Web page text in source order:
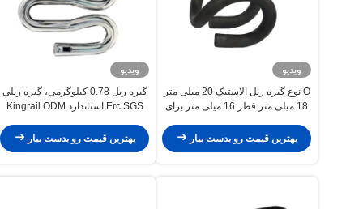
ویدیو
O نوع گیره ریل الاستیک 20 میلی متر
18 میلی متر قطر 16 میلی متر برای
بهترین قیمت رو بدست بیار
ویدیو
گیره ریل 0.78 کیلوگرمی، گیره ریلی
Erc SGS استاندارد Kingrail ODM
بهترین قیمت رو بدست بیار